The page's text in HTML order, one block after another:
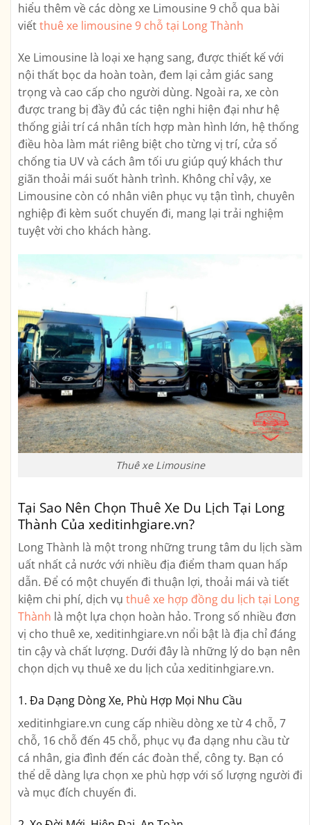
hiểu thêm về các dòng xe Limousine 9 chỗ qua bài
viếtthuê xe limousine 9 chỗ tại Long Thành
Xe Limousine là loại xe hạng sang, được thiết kế với
nội thất bọc da hoàn toàn, đem lại cảm giác sang
trọng và cao cấp cho người dùng. Ngoài ra, xe còn
được trang bị đầy đủ các tiện nghi hiện đại như hệ
thống giải trí cá nhân tích hợp màn hình lớn, hệ thống
điều hòa làm mát riêng biệt cho từng vị trí, cửa sổ
chống tia UV và cách âm tối ưu giúp quý khách thư
giãn thoải mái suốt hành trình. Không chỉ vậy, xe
Limousine còn có nhân viên phục vụ tận tình, chuyên
nghiệp đi kèm suốt chuyến đi, mang lại trải nghiệm
tuyệt vời cho khách hàng.
Thuê xe Limousine
Tại Sao Nên Chọn Thuê Xe Du Lịch Tại Long
Thành Của xeditinhgiare.vn?
Long Thành là một trong những trung tâm du lịch sầm
uất nhất cả nước với nhiều địa điểm tham quan hấp
dẫn. Để có một chuyến đi thuận lợi, thoải mái và tiết
kiệm chi phí, dịch vụ thuê xe hợp đồng du lịch tại Long
Thành là một lựa chọn hoàn hảo. Trong số nhiều đơn
vị cho thuê xe, xeditinhgiare.vn nổi bật là địa chỉ đáng
tin cậy và chất lượng. Dưới đây là những lý do bạn nên
chọn dịch vụ thuê xe du lịch của xeditinhgiare.vn.
1. Đa Dạng Dòng Xe, Phù Hợp Mọi Nhu Cầu
xeditinhgiare.vn cung cấp nhiều dòng xe từ 4 chỗ, 7
chỗ, 16 chỗ đến 45 chỗ, phục vụ đa dạng nhu cầu từ
cá nhân, gia đình đến các đoàn thể, công ty. Bạn có
thể dễ dàng lựa chọn xe phù hợp với số lượng người đi
và mục đích chuyến đi.